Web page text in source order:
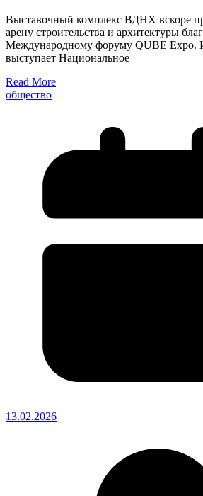
Выставочный комплекс ВДНХ вскоре
арену строительства и архитектуры
Международному форуму QUBE Expo.
выступает Национальное
Read More
общество
13.02.2026